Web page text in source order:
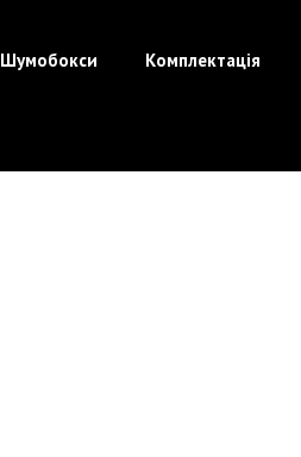
Шумобокси Комплектація